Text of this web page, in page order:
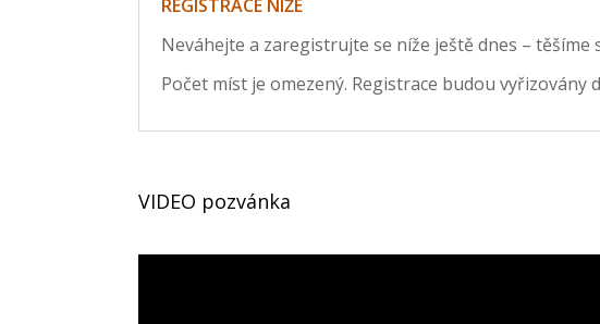
REGISTRACE NÍŽE
Neváhejte a zaregistrujte se níže ještě dnes – těšíme
Počet míst je omezený. Registrace budou vyřizovány
VIDEO pozvánka